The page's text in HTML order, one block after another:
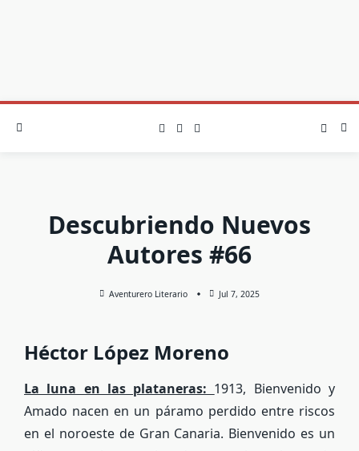
Descubriendo Nuevos
Autores #66
Aventurero Literario Jul 7, 2025
Héctor López Moreno
La luna en las plataneras: 1913, Bienvenido y
Amado nacen en un páramo perdido entre riscos
en el noroeste de Gran Canaria. Bienvenido es un